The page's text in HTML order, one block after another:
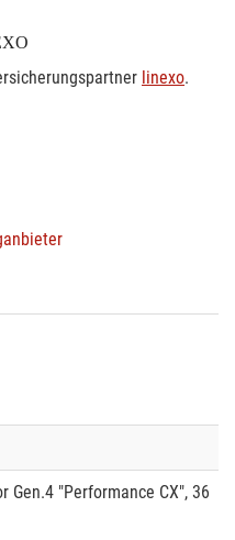
linexo.
Gen.4 "Performance CX", 36